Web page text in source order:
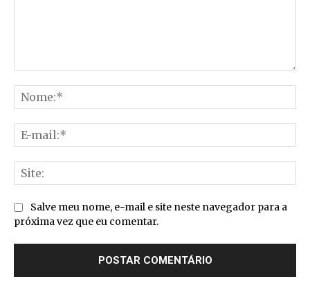
Salve meu nome, e-mail e site neste navegador para a
próxima vez que eu comentar.